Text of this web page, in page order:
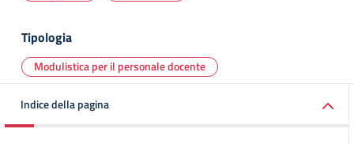
Tipologia
Modulistica per il personale docente
Indice della pagina